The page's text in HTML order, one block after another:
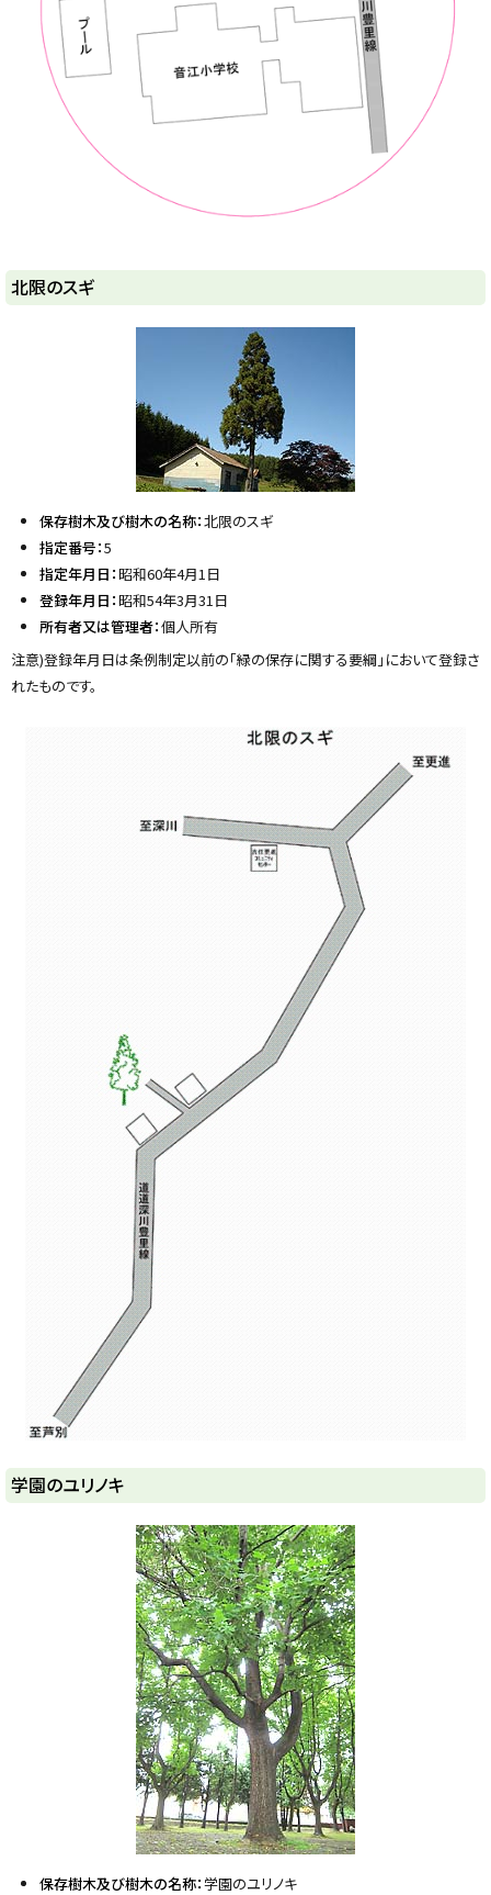
ト
ッ
北限のスギ
保存樹木及び樹木の名称：北限のスギ
指定番号：5
指定年月日：昭和60年4月1日
登録年月日：昭和54年3月31日
所有者又は管理者：個人所有
注意)登録年月日は条例制定以前の「緑の保存に関する要綱」において登録さ
れたものです。
ト
ッ
学園のユリノキ
保存樹木及び樹木の名称：学園のユリノキ